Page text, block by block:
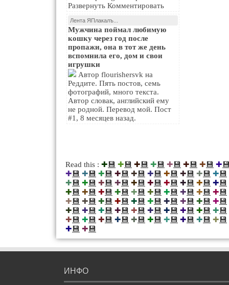
Развернуть Комментировать
Лента ЯПлакалъ...
Мужчина поймал любимую
кошку через год после
пропажи, она в тот же день
вспомнила его, дом и свои
игрушки
Реддите. Пять постов, семь
фотографий, много текста.
Автор словак, английский ему
не родной. Перевод мой. Пост
#1, 8 месяцев назад.
Read this : ✚💾 ✚💾 ✚💾 ✚💾 ✚💾 ✚💾 ✚💾 ✚
✚💾 ✚💾 ✚💾 ✚💾 ✚💾 ✚💾 ✚💾 ✚💾 ✚💾 ✚💾
✚💾 ✚💾 ✚💾 ✚💾 ✚💾 ✚💾 ✚💾 ✚💾 ✚💾 ✚💾
✚💾 ✚💾 ✚💾 ✚💾 ✚💾 ✚💾 ✚💾 ✚💾 ✚💾 ✚💾
✚💾 ✚💾 ✚💾 ✚💾 ✚💾 ✚💾 ✚💾 ✚💾 ✚💾 ✚💾
✚💾 ✚💾 ✚💾 ✚💾 ✚💾 ✚💾 ✚💾 ✚💾 ✚💾 ✚💾
✚💾 ✚💾 ✚💾 ✚💾 ✚💾 ✚💾 ✚💾 ✚💾 ✚💾 ✚💾
✚💾 ✚💾
ИНФО